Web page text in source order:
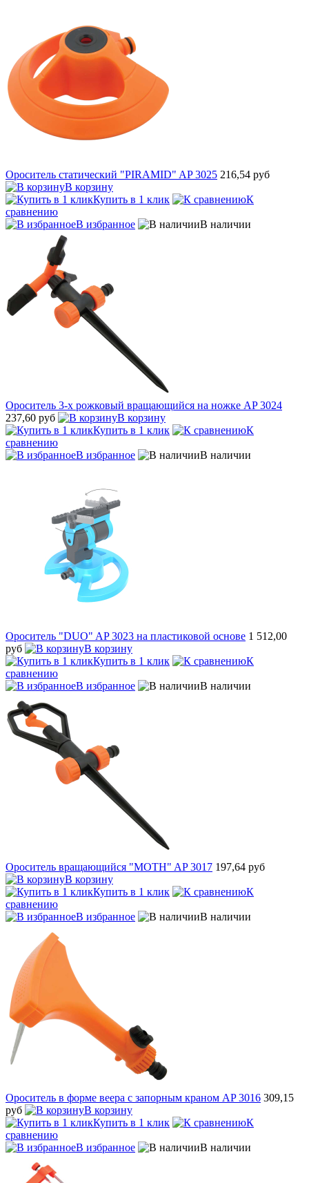
Ороситель статический "PIRAMID" AP 3025 216,54 руб
В корзину
Купить в 1 клик
К
сравнению
В избранное
В наличии
Ороситель 3-х рожковый вращающийся на ножке AP 3024
237,60 руб
В корзину
Купить в 1 клик
К
сравнению
В избранное
В наличии
Ороситель "DUO" AP 3023 на пластиковой основе 1 512,00
руб
В корзину
Купить в 1 клик
К
сравнению
В избранное
В наличии
Ороситель вращающийся "MOTH" AP 3017 197,64 руб
В корзину
Купить в 1 клик
К
сравнению
В избранное
В наличии
Ороситель в форме веера с запорным краном AP 3016 309,15
руб
В корзину
Купить в 1 клик
К
сравнению
В избранное
В наличии